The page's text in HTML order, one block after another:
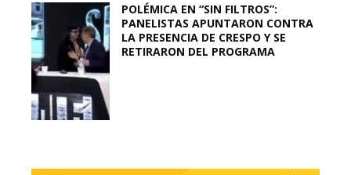
POLÉMICA EN “SIN FILTROS”:
PANELISTAS APUNTARON CONTRA
LA PRESENCIA DE CRESPO Y SE
RETIRARON DEL PROGRAMA